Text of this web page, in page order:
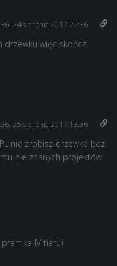
24 sierpnia 2017 22:36
drzewku więc skończ
25 sierpnia 2017 13:36
nie zrobisz drzewka bez
nie znanych projektów.
IV tieru)